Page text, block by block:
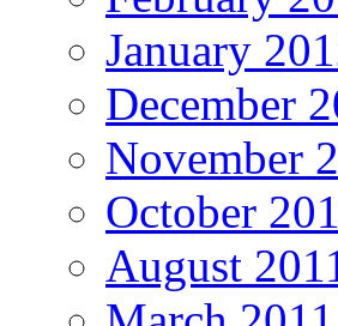
January
December
November
October
August